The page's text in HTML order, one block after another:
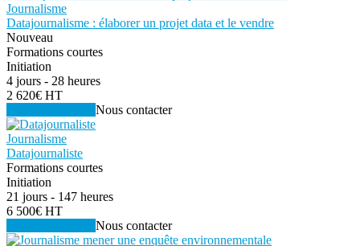
Journalisme
Datajournalisme : élaborer un projet data et le vendre
Nouveau
Formations courtes
Initiation
4 jours - 28 heures
2 620€ HT
Nous contacter
Journalisme
Datajournaliste
Formations courtes
Initiation
21 jours - 147 heures
6 500€ HT
Nous contacter